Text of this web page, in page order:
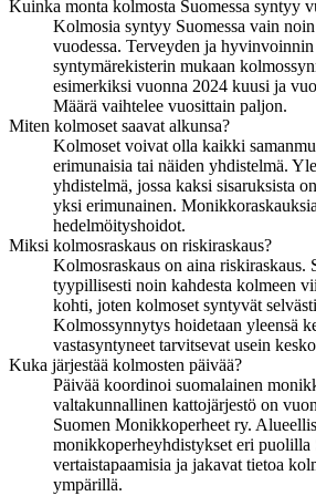
Kuinka monta kolmosta Suomessa syntyy
Kolmosia syntyy Suomessa vain noin
vuodessa. Terveyden ja
syntymärekisterin mukaan
esimerkiksi vuonna 2024 kuusi ja
Määrä vaihtelee vuosittain paljon.
Miten kolmoset saavat alkunsa?
Kolmoset voivat olla kaikki
erimunaisia tai näiden yhdistelmä.
yhdistelmä, jossa kaksi sisaruksista
yksi erimunainen.
hedelmöityshoidot.
Miksi kolmosraskaus on riskiraskaus?
Kolmosraskaus on aina riskiraskaus.
tyypillisesti noin kahdesta kolmeen
kohti, joten kolmoset syntyvät
Kolmossynnytys hoidetaan yleensä
vastasyntyneet tarvitsevat usein
Kuka järjestää kolmosten päivää?
Päivää koordinoi suomalainen
valtakunnallinen kattojärjestö on
Suomen Monikkoperheet ry.
monikkoperheyhdistykset eri puolilla
vertaistapaamisia ja jakavat tietoa
ympärillä.